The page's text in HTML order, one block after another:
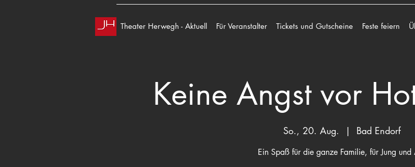
Theater Herwegh - Aktuell Für Veranstalter Tickets und Gutscheine Feste feiern
Keine Angst vor
So., 20. Aug.
  |
Bad Endorf
Ein Spaß für die ganze Familie, für Jung und